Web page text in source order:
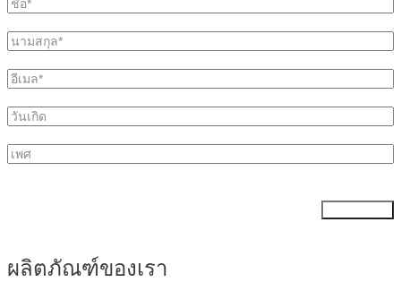
ส่งข้อมูล
ผลิตภัณฑ์ของเรา